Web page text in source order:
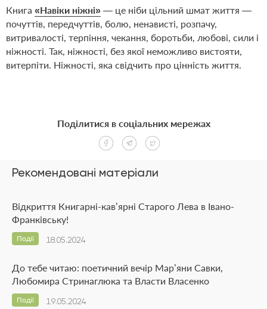
Книга «Навіки ніжні» — це ніби цільний шмат життя —
почуттів, передчуттів, болю, ненависті, розпачу,
витривалості, терпіння, чекання, боротьби, любові, сили і
ніжності. Так, ніжності, без якої неможливо вистояти,
витерпіти. Ніжності, яка свідчить про цінність життя.
Рекомендовані матеріали
Відкриття Книгарні-кав’ярні Старого Лева в Івано-
Франківську!
18.05.2024
Події
До тебе читаю: поетичний вечір Мар’яни Савки,
Любомира Стринаглюка та Власти Власенко
19.05.2024
Події
Поділитися в соціальних мережах